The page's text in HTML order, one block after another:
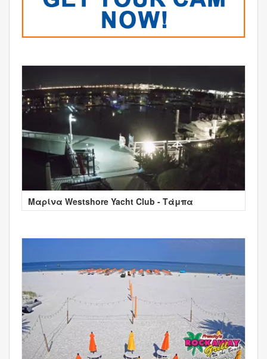
Μαρίνα Westshore Yacht Club - Τάμπα